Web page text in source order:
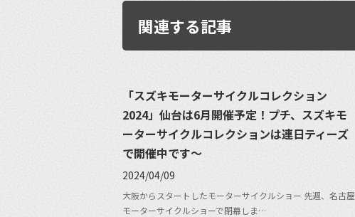
関連する記事
「スズキモーターサイクルコレクション
2024」仙台は6月開催予定！プチ、スズキモ
ーターサイクルコレクションは連日ティーズ
で開催中です〜
2024/04/09
大阪からスタートしたモーターサイクルショー 先週、名古屋
モーターサイクルショーで閉幕しま…